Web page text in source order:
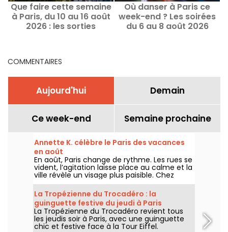
Que faire cette semaine
à Paris, du 10 au 16 août
2026 : les sorties
Où danser à Paris ce
week-end ? Les soirées
du 6 au 8 août 2026
COMMENTAIRES
Aujourd'hui Demain
Ce week-end Semaine prochaine
Annette K. célèbre le Paris des vacances
en août
En août, Paris change de rythme. Les rues se
vident, l’agitation laisse place au calme et la
ville révèle un visage plus paisible. Chez
Annette K., on profite de cette parenthèse
unique pour prolonger l’esprit des vacances,
les pieds presque dans l’eau, avant le retour
à la rentrée.
La Tropézienne du Trocadéro : la
guinguette festive du jeudi à Paris
La Tropézienne du Trocadéro revient tous
les jeudis soir à Paris, avec une guinguette
chic et festive face à la Tour Eiffel.